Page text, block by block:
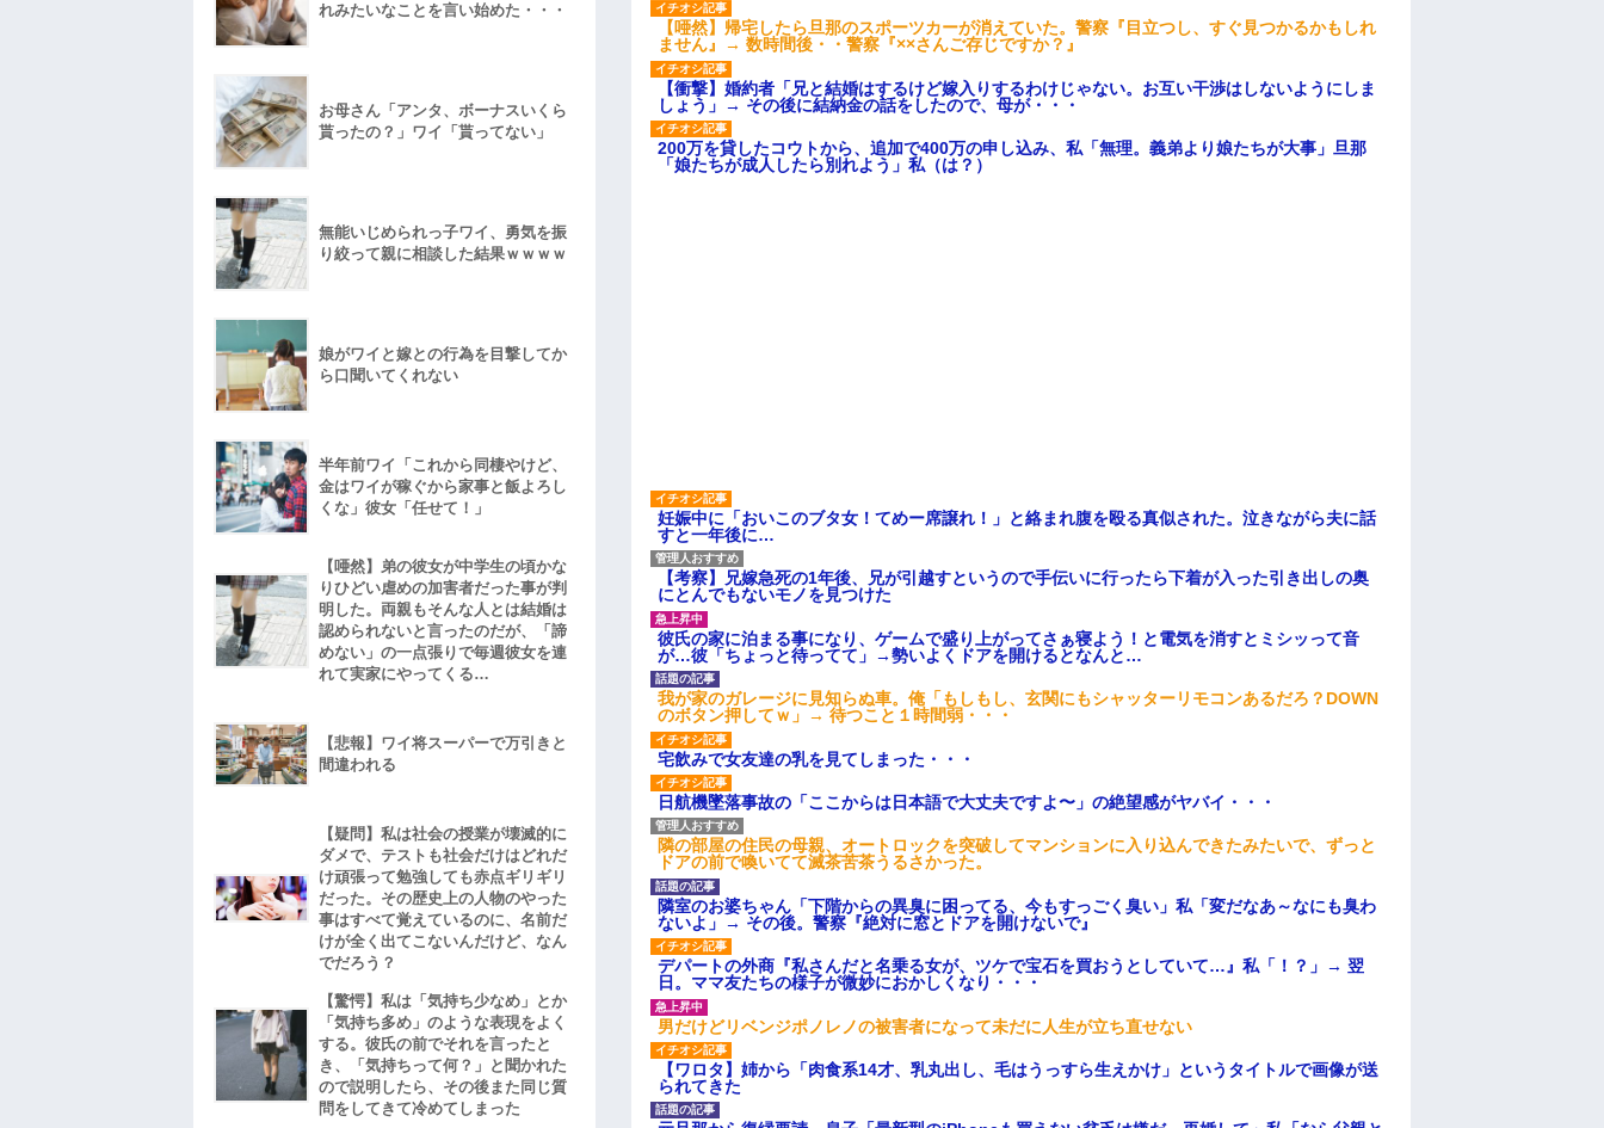
【唖然】帰宅したら旦那のスポーツカーが消えていた。警察『目立つし、すぐ見つかるかもしれ
ません』→ 数時間後・・警察『××さんご存じですか？』
【衝撃】婚約者「兄と結婚はするけど嫁入りするわけじゃない。お互い干渉はしないようにしま
しょう」→ その後に結納金の話をしたので、母が・・・
200万を貸したコウトから、追加で400万の申し込み、私「無理。義弟より娘たちが大事」旦那
「娘たちが成人したら別れよう」私（は？）
妊娠中に「おいこのブタ女！てめー席譲れ！」と絡まれ腹を殴る真似された。泣きながら夫に話
すと一年後に…
【考察】兄嫁急死の1年後、兄が引越すというので手伝いに行ったら下着が入った引き出しの奥
にとんでもないモノを見つけた
彼氏の家に泊まる事になり、ゲームで盛り上がってさぁ寝よう！と電気を消すとミシッって音
が…彼「ちょっと待ってて」→勢いよくドアを開けるとなんと…
我が家のガレージに見知らぬ車。俺「もしもし、玄関にもシャッターリモコンあるだろ？DOWN
のボタン押してｗ」→ 待つこと１時間弱・・・
宅飲みで女友達の乳を見てしまった・・・
日航機墜落事故の「ここからは日本語で大丈夫ですよ〜」の絶望感がヤバイ・・・
隣の部屋の住民の母親、オートロックを突破してマンションに入り込んできたみたいで、ずっと
ドアの前で喚いてて滅茶苦茶うるさかった。
隣室のお婆ちゃん「下階からの異臭に困ってる、今もすっごく臭い」私「変だなあ～なにも臭わ
ないよ」→ その後。警察『絶対に窓とドアを開けないで』
デパートの外商『私さんだと名乗る女が、ツケで宝石を買おうとしていて…』私「！？」→ 翌
日。ママ友たちの様子が微妙におかしくなり・・・
男だけどリベンジポノレノの被害者になって未だに人生が立ち直せない
【ワロタ】姉から「肉食系14才、乳丸出し、毛はうっすら生えかけ」というタイトルで画像が送
られてきた
れみたいなことを言い始めた・・・
お母さん「アンタ、ボーナスいくら
貰ったの？」ワイ「貰ってない」
無能いじめられっ子ワイ、勇気を振
り絞って親に相談した結果ｗｗｗｗ
娘がワイと嫁との行為を目撃してか
ら口聞いてくれない
半年前ワイ「これから同棲やけど、
金はワイが稼ぐから家事と飯よろし
くな」彼女「任せて！」
【唖然】弟の彼女が中学生の頃かな
りひどい虐めの加害者だった事が判
明した。両親もそんな人とは結婚は
認められないと言ったのだが、「諦
めない」の一点張りで毎週彼女を連
れて実家にやってくる…
【悲報】ワイ将スーパーで万引きと
間違われる
【疑問】私は社会の授業が壊滅的に
ダメで、テストも社会だけはどれだ
け頑張って勉強しても赤点ギリギリ
だった。その歴史上の人物のやった
事はすべて覚えているのに、名前だ
けが全く出てこないんだけど、なん
でだろう？
【驚愕】私は「気持ち少なめ」とか
「気持ち多め」のような表現をよく
する。彼氏の前でそれを言ったと
き、「気持ちって何？」と聞かれた
ので説明したら、その後また同じ質
問をしてきて冷めてしまった